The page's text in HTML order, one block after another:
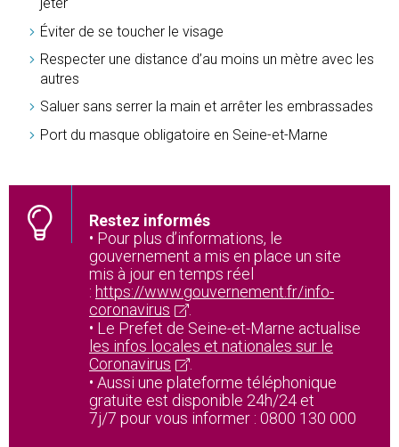
Éviter de se toucher le visage
Respecter une distance d’au moins un mètre avec les
autres
Saluer sans serrer la main et arrêter les embrassades
Port du masque obligatoire en Seine-et-Marne
Restez informés
• Pour plus d’informations, le
gouvernement a mis en place un site
mis à jour en temps réel
: https://www.gouvernement.fr/info-
coronavirus
• Le Prefet de Seine-et-Marne actualise
les infos locales et nationales sur le
Coronavirus
• Aussi une plateforme téléphonique
gratuite est disponible 24h/24 et
7j/7 pour vous informer : 0800 130 000